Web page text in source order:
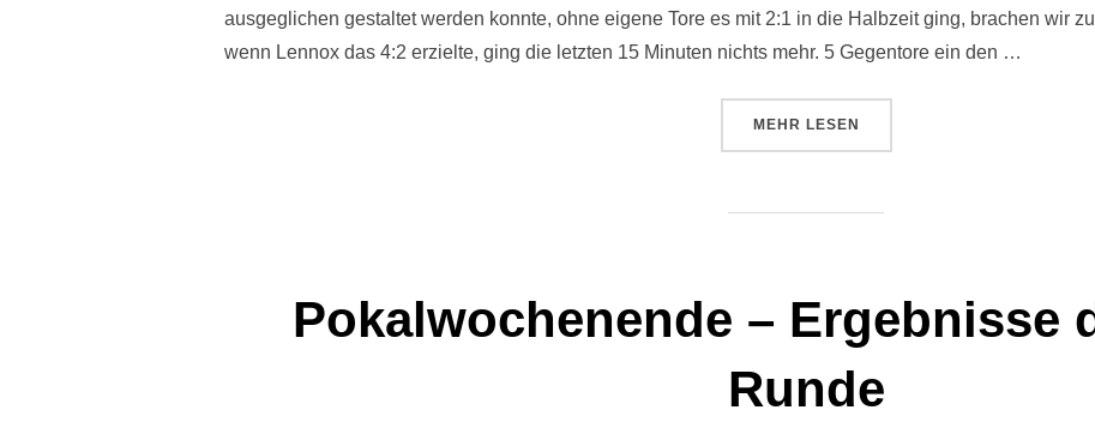
ausgeglichen gestaltet werden konnte, ohne eigene Tore es mit 2:1 in die Halbzeit ging, brachen wir
wenn Lennox das 4:2 erzielte, ging die letzten 15 Minuten nichts mehr. 5 Gegentore ein den …
MEHR ÜBER „ERGEBNISSE
LESEN
Pokalwochenende – Ergebnisse
Runde